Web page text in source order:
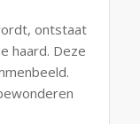
ontstaat
haard. Deze